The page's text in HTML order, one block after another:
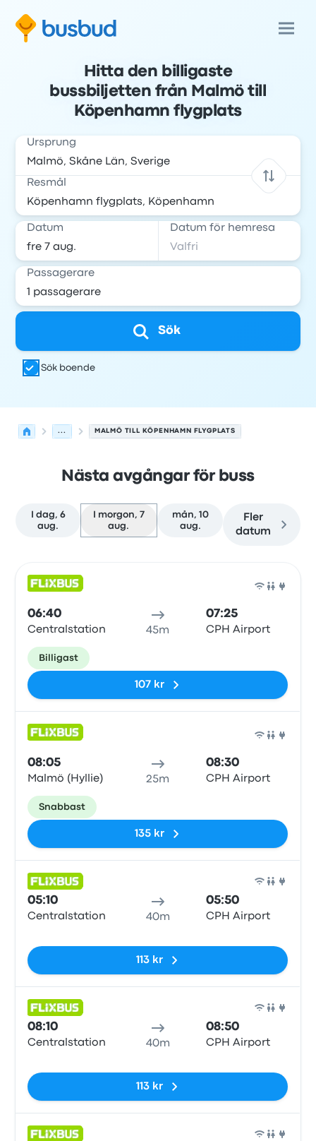
Hitta den billigaste
bussbiljetten från Malmö till
Köpenhamn flygplats
Ursprung
Resmål
Datum Datum för hemresa
Passagerare
Sök
Sök boende
... MALMÖ TILL KÖPENHAMN FLYGPLATS
Nästa avgångar för buss
I dag, 6
aug.
I morgon, 7
aug.
mån, 10
aug.
Fler
datum
06:40
Centralstation 45m
07:25
CPH Airport
Billigast
107 kr
08:05
Malmö (Hyllie) 25m
08:30
CPH Airport
Snabbast
135 kr
05:10
Centralstation 40m
05:50
CPH Airport
113 kr
08:10
Centralstation 40m
08:50
CPH Airport
113 kr